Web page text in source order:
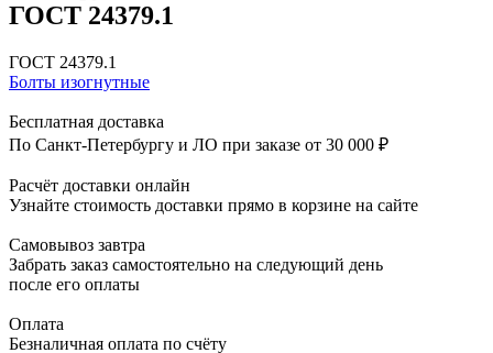
ГОСТ 24379.1
ГОСТ 24379.1
Болты изогнутные
Бесплатная доставка
По Санкт-Петербургу и ЛО при заказе от 30 000 ₽
Расчёт доставки онлайн
Узнайте стоимость доставки прямо в корзине на сайте
Самовывоз завтра
Забрать заказ самостоятельно на следующий день
после его оплаты
Оплата
Безналичная оплата по счёту